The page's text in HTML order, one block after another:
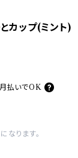
カップ(ミント)
払いでOK
ります。